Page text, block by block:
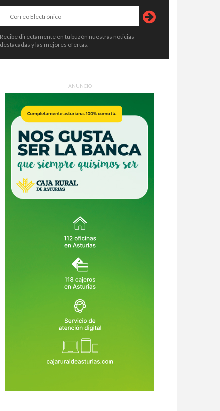
Recibe directamente en tu buzón nuestras noticias
destacadas y las mejores ofertas.
ANUNCIO